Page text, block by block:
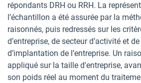
répondants DRH ou RRH. La
l’échantillon a été assurée par la
raisonnés, puis redressés sur les
d’entreprise, de secteur d’activité et
d’implantation de l’entreprise. Un
appliqué sur la taille d'entreprise,
son poids réel au moment du